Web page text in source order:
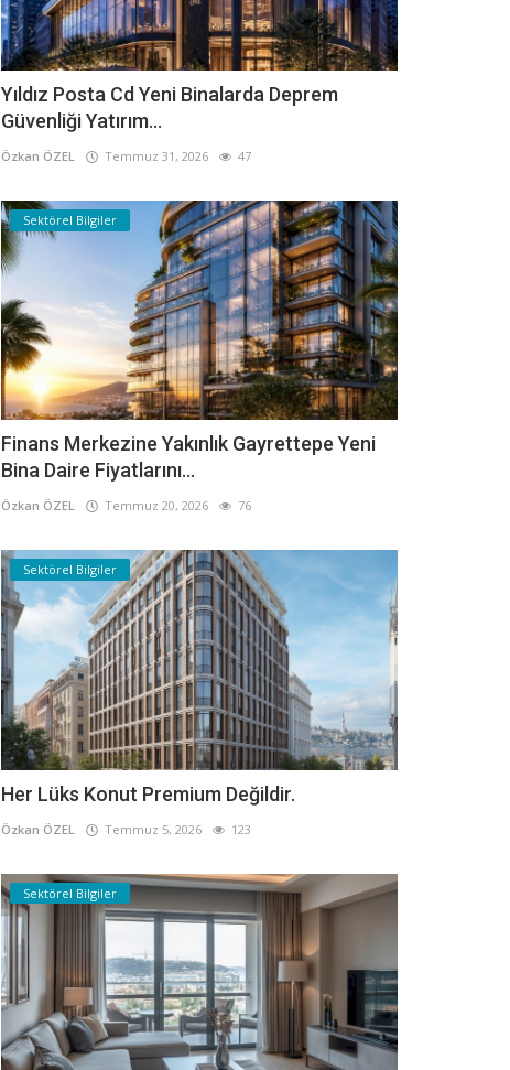
Yıldız Posta Cd Yeni Binalarda Deprem
Güvenliği Yatırım...
Özkan ÖZEL Temmuz 31, 2026 47
Sektörel Bilgiler
Finans Merkezine Yakınlık Gayrettepe Yeni
Bina Daire Fiyatlarını...
Özkan ÖZEL Temmuz 20, 2026 76
Sektörel Bilgiler
Her Lüks Konut Premium Değildir.
Özkan ÖZEL Temmuz 5, 2026 123
Sektörel Bilgiler